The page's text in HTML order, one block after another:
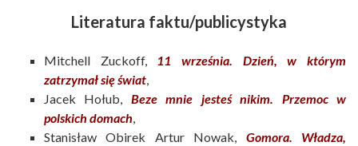
Literatura faktu/publicystyka
Mitchell Zuckoff, 11 września. Dzień, w którym
zatrzymał się świat,
Jacek Hołub, Beze mnie jesteś nikim. Przemoc w
polskich domach,
Stanisław Obirek Artur Nowak, Gomora. Władza,